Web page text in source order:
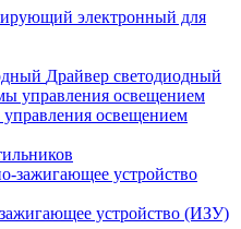
электронный для
Драйвер светодиодный
освещением
устройство (ИЗУ)